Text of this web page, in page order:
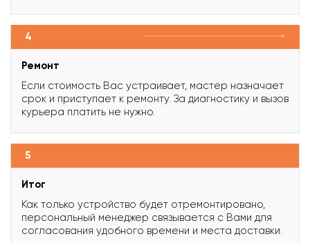
4
Ремонт
Если стоимость Вас устраивает, мастер назначает
срок и приступает к ремонту. За диагностику и вызов
курьера платить не нужно.
5
Итог
Как только устройство будет отремонтировано,
персональный менеджер связывается с Вами для
согласования удобного времени и места доставки.